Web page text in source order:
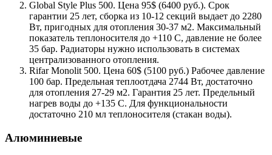
Global Style Plus 500. Цена 95$ (6400 руб.). Срок
гарантии 25 лет, сборка из 10-12 секций выдает до 2280
Вт, пригодных для отопления 30-37 м2. Максимальный
показатель теплоносителя до +110 С, давление не более
35 бар. Радиаторы нужно использовать в системах
централизованного отопления.
Rifar Monolit 500. Цена 60$ (5100 руб.) Рабочее давление
100 бар. Предельная теплоотдача 2744 Вт, достаточно
для отопления 27-29 м2. Гарантия 25 лет. Предельный
нагрев воды до +135 С. Для функциональности
достаточно 210 мл теплоносителя (стакан воды).
Алюминиевые